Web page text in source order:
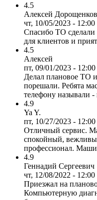
4.5
Алексей Дорощенков
чт, 10/05/2023 - 12:00
Спасибо ТО сделали
для клиентов и
4.5
Алексей
пт, 09/01/2023 - 12:00
Делал плановое ТО
порешали. Ребята
телефону называли -
4.9
Ya Y.
пт, 10/27/2023 - 12:00
Отличный сервис.
спокойный,
профессионал.
4.9
Геннадий Сергеевич
чт, 12/08/2022 - 12:00
Приезжал на
Компьютерную